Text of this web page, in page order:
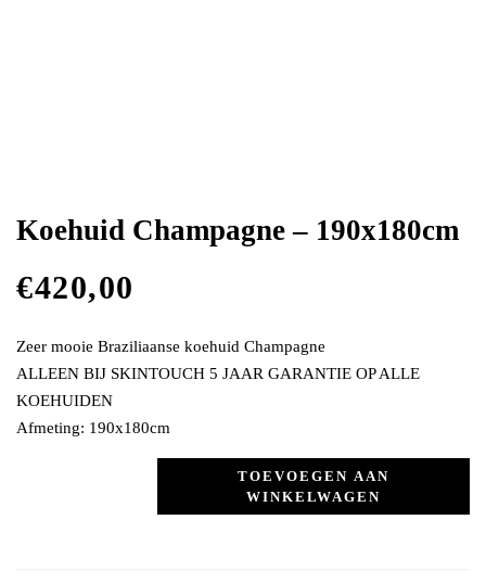
Koehuid Champagne – 190x180cm
€420,00
Zeer mooie Braziliaanse koehuid Champagne
ALLEEN BIJ SKINTOUCH 5 JAAR GARANTIE OP ALLE
KOEHUIDEN
Afmeting: 190x180cm
TOEVOEGEN AAN
WINKELWAGEN